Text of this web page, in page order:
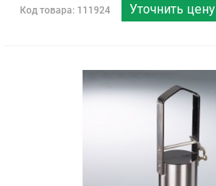
Код товара: 111924 Уточнить цену